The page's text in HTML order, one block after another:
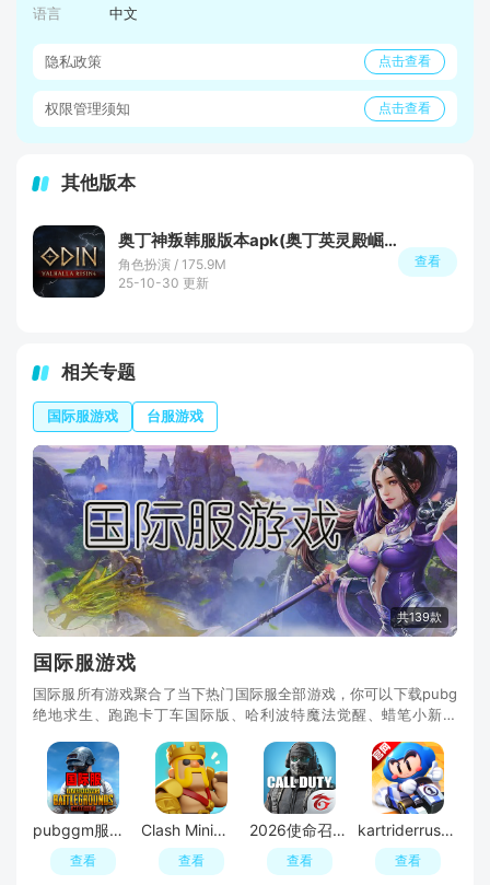
语言 中文
隐私政策 点击查看
权限管理须知 点击查看
其他版本
奥丁神叛韩服版本apk(奥丁英灵殿崛起韩服版手机版)
角色扮演 / 175.9M
25-10-30 更新
查看
相关专题
国际服游戏 台服游戏
共139款
国际服游戏
国际服所有游戏聚合了当下热门国际服全部游戏，你可以下载pubg
绝地求生、跑跑卡丁车国际版、哈利波特魔法觉醒、蜡笔小新跑
排行榜上经常出现的，下载量以及人气都是十分高，玩法也很多样
化，下载安装吧！
pubggm服国际服安装包(pubg国际服GM服谷歌版)
查看
Clash Mini内测版安装包(皇室奇兵测试版本)
查看
2026使命召唤台湾服版本更新版(call of duty)
查看
kartriderrush韩服版安装包
查看